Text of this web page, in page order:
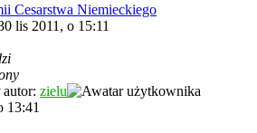
Cesarstwa Niemieckiego
lis 2011, o 15:11
autor: zielu
13:41